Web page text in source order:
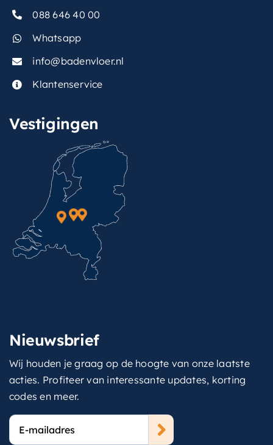
088 646 40 00
Whatsapp
info@badenvloer.nl
Klantenservice
Vestigingen
Nieuwsbrief
Wij houden je graag op de hoogte van onze laatste
acties. Profiteer van interessante updates, korting
codes en meer.
E-
mailadres